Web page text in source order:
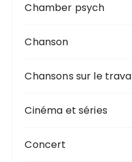
Chamber psych
Chanson
Chansons sur le
Cinéma et séries
Concert